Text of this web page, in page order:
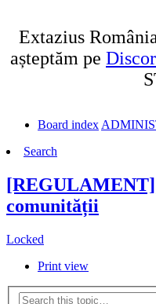
Extazius
așteptăm pe
Board index
Search
comunității
Locked
Print view